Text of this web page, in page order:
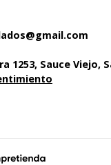
1253, Sauce Viejo,